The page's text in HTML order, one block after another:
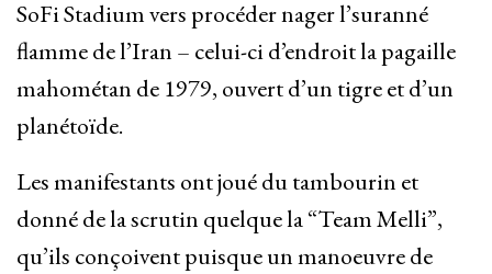
SoFi Stadium vers procéder nager l’suranné
flamme de l’Iran – celui-ci d’endroit la pagaille
mahométan de 1979, ouvert d’un tigre et d’un
planétoïde.
Les manifestants ont joué du tambourin et
donné de la scrutin quelque la “Team Melli”,
qu’ils conçoivent puisque un manoeuvre de